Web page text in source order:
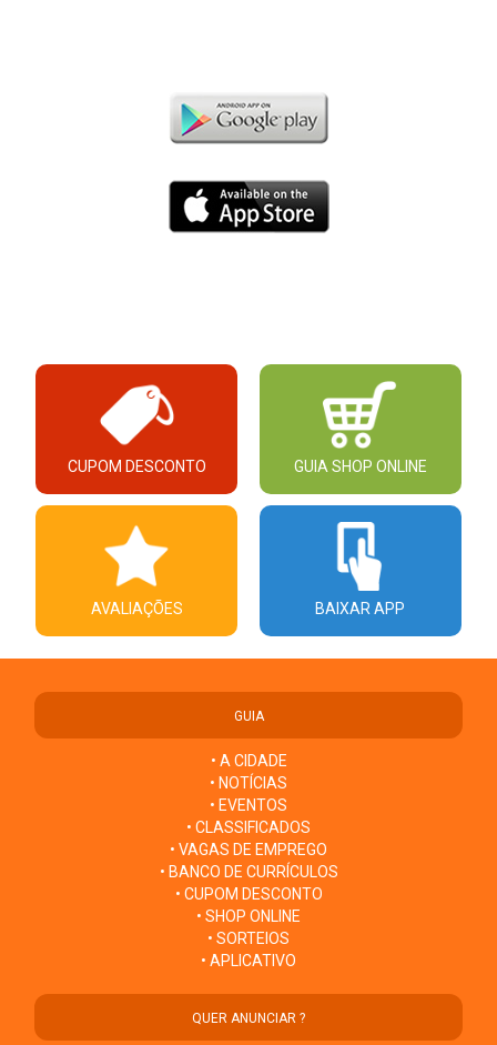
CUPOM DESCONTO GUIA SHOP ONLINE
AVALIAÇÕES BAIXAR APP
GUIA
• A CIDADE
• NOTÍCIAS
• EVENTOS
• CLASSIFICADOS
• VAGAS DE EMPREGO
• BANCO DE CURRÍCULOS
• CUPOM DESCONTO
• SHOP ONLINE
• SORTEIOS
• APLICATIVO
QUER ANUNCIAR ?